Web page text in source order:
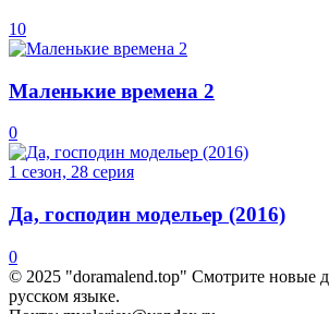
10
Маленькие времена 2
0
1 сезон, 28 серия
Да, господин модельер (2016)
0
© 2025 "doramalend.top" Смотрите новые
русском языке.